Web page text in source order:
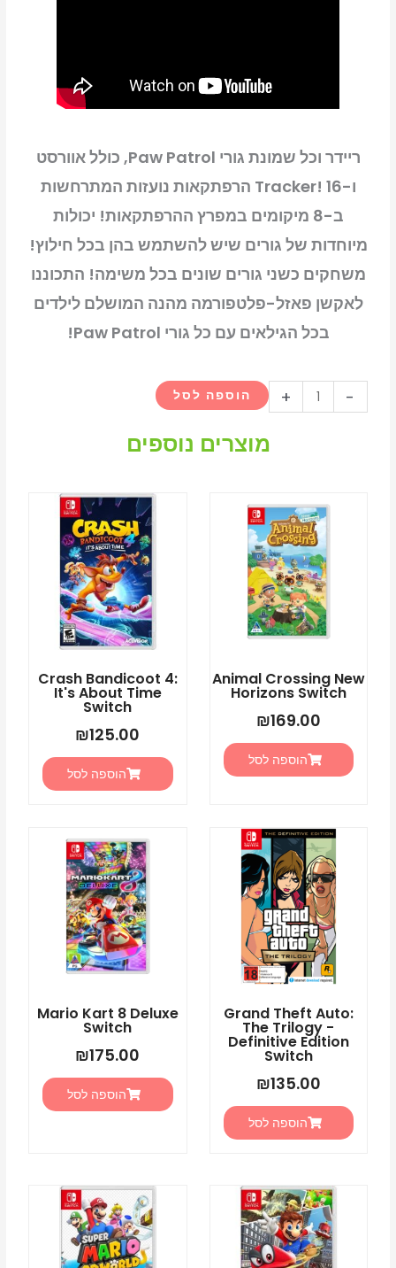
ריידר וכל שמונת גורי Paw Patrol, כולל אוורסט
ו-Tracker! 16 הרפתקאות נועזות המתרחשות
ב-8 מיקומים במפרץ ההרפתקאות! יכולות
מיוחדות של גורים שיש להשתמש בהן בכל חילוץ!
משחקים כשני גורים שונים בכל משימה! התכוננו
לאקשן פאזל-פלטפורמה מהנה המושלם לילדים
בכל הגילאים עם כל גורי Paw Patrol!
-
של
+ הוספה לסל
מוצרים נוספים
Animal Crossing New
Horizons Switch
₪169.00
הוספה לסל
Crash Bandicoot 4:
It's About Time
Switch
₪125.00
הוספה לסל
Grand Theft Auto:
The Trilogy -
Definitive Edition
Switch
₪135.00
הוספה לסל
Mario Kart 8 Deluxe
Switch
₪175.00
הוספה לסל